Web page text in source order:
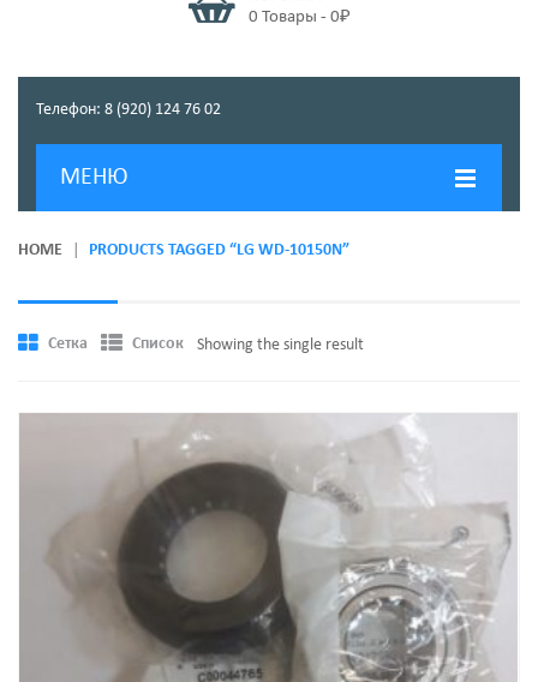
0 Товары - 0₽
Телефон: 8 (920) 124 76 02
МЕНЮ
ГЛАВНАЯ
О КОМПАНИИ
HOME PRODUCTS TAGGED “LG WD-10150N”
Сетка Список Showing the single result